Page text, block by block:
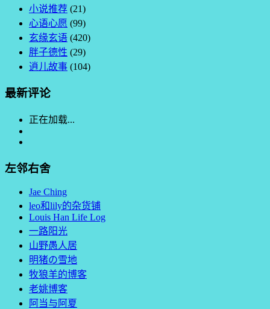
小说推荐 (21)
心语心愿 (99)
玄缘玄语 (420)
胖子德性 (29)
逍儿故事 (104)
最新评论
正在加载...
左邻右舍
Jae Ching
leo和lily的杂货铺
Louis Han Life Log
一路阳光
山野愚人居
明猪の雪地
牧狼羊的博客
老姚博客
阿当与阿夏